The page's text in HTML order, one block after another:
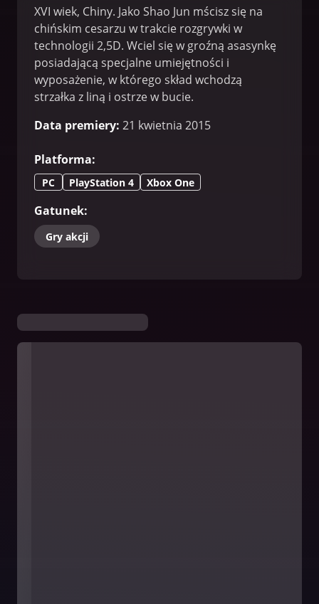
XVI wiek, Chiny. Jako Shao Jun mścisz się na
chińskim cesarzu w trakcie rozgrywki w
technologii 2,5D. Wciel się w groźną asasynkę
posiadającą specjalne umiejętności i
wyposażenie, w którego skład wchodzą
strzałka z liną i ostrze w bucie.
Data premiery: 21 kwietnia 2015
Platforma:
PC PlayStation 4 Xbox One
Gatunek:
Gry akcji